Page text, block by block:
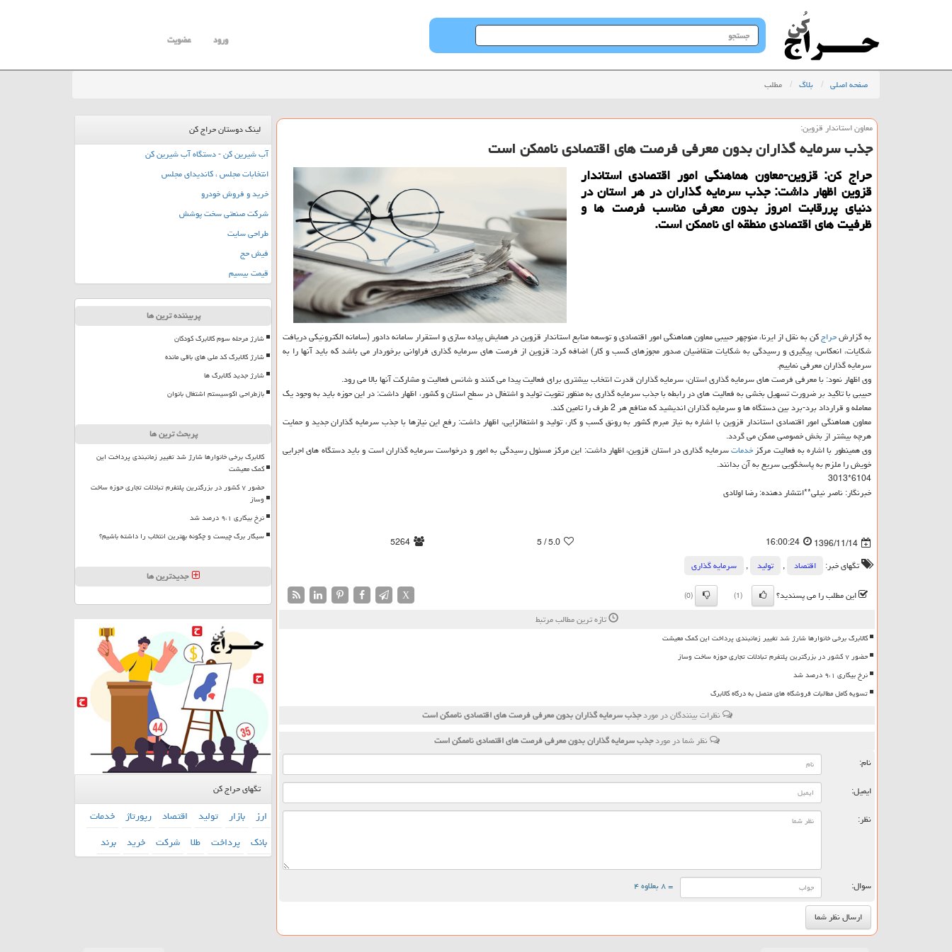
جستجو
در
ورود عضویت
صفحه اصلی بلاگ مطلب
معاون استاندار قزوین:
جذب سرمایه گذاران بدون معرفی فرصت های اقتصادی ناممكن است
حراج كن: قزوین-معاون هماهنگی امور اقتصادی استاندار
قزوین اظهار داشت: جذب سرمایه گذاران در هر استان در
دنیای پررقابت امروز بدون معرفی مناسب فرصت ها و
ظرفیت های اقتصادی منطقه ای ناممكن است.
به گزارشحراجكن به نقل از ایرنا، منوچهر حبیبی معاون هماهنگی امور اقتصادی و توسعه منابع استاندار قزوین در همایش پیاده سازی و استقرار سامانه دادور (سامانه الكترونیكی دریافت
شكایات، انعكاس، پیگیری و رسیدگی به شكایات متقاضیان صدور مجوزهای كسب و كار) اضافه كرد: قزوین از فرصت های سرمایه گذاری فراوانی برخوردار می باشد كه باید آنها را به
سرمایه گذاران معرفی نماییم.
وی اظهار نمود: با معرفی فرصت های سرمایه گذاری استان، سرمایه گذاران قدرت انتخاب بیشتری برای فعالیت پیدا می كنند و شانس فعالیت و مشاركت آنها بالا می رود.
حبیبی با تاكید بر ضرورت تسهیل بخشی به فعالیت های در رابطه با جذب سرمایه گذاری به منظور تقویت تولید و اشتغال در سطح استان و كشور، اظهار داشت: در این حوزه باید به وجود یك
معامله و قرارداد برد-برد بین دستگاه ها و سرمایه گذاران اندیشید كه منافع هر 2 طرف را تامین كند.
معاون هماهنگی امور اقتصادی استاندار قزوین با اشاره به نیاز مبرم كشور به رونق كسب و كار، تولید و اشتغالزایی، اظهار داشت: رفع این نیازها با جذب سرمایه گذاران جدید و حمایت
هرچه بیشتر از بخش خصوصی ممكن می گردد.
وی همینطور با اشاره به فعالیت مركزخدماتسرمایه گذاری در استان قزوین، اظهار داشت: این مركز مسئول رسیدگی به امور و درخواست سرمایه گذاران است و باید دستگاه های اجرایی
خویش را ملزم به پاسخگویی سریع به آن بدانند.
6104*3013
خبرنگار: ناصر نیلی**انتشار دهنده: رضا اولادی
1396/11/14
16:00:24
5.0
/ 5
5264
تگهای خبر:
اقتصاد , تولید ,
سرمایه گذاری
این مطلب را می پسندید؟
(1)
(0)
X
تازه ترین مطالب مرتبط
کالابرگ برخی خانوارها شارژ شد تغییر زمانبندی پرداخت این کمک معیشت
حضور ۷ کشور در بزرگترین پلتفرم تبادلات تجاری حوزه ساخت وساز
نرخ بیکاری ۹،۱ درصد شد
تسویه کامل مطالبات فروشگاه های متصل به درگاه کالابرگ
نظرات بینندگان در موردجذب سرمایه گذاران بدون معرفی فرصت های اقتصادی ناممكن است
نظر شما در موردجذب سرمایه گذاران بدون معرفی فرصت های اقتصادی ناممكن است
نام:
ایمیل:
نظر:
سوال: = ۸ بعلاوه ۴
لینک دوستان حراج کن
آب شیرین کن - دستگاه آب شیرین کن
انتخابات مجلس ، کاندیدای مجلس
خرید و فروش خودرو
شرکت صنعتی سخت پوشش
طراحی سایت
فیش حج
قیمت بیسیم
پربیننده ترین ها
شارژ مرحله سوم کالابرگ کودکان
شارژ کالابرگ کد ملی های باقی مانده
شارژ جدید کالابرگ ها
بازطراحی اکوسیستم اشتغال بانوان
پربحث ترین ها
کالابرگ برخی خانوارها شارژ شد تغییر زمانبندی پرداخت این
کمک معیشت
حضور ۷ کشور در بزرگترین پلتفرم تبادلات تجاری حوزه ساخت
وساز
نرخ بیکاری ۹،۱ درصد شد
سیگار برگ چیست و چگونه بهترین انتخاب را داشته باشیم؟
جدیدترین ها
تگهای حراج کن
ارز بازار تولید اقتصاد رپورتاژ خدمات
بانك پرداخت طلا شركت خرید برند